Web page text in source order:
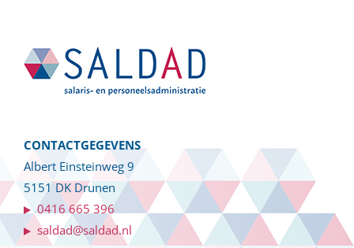
CONTACTGEGEVENS
Albert Einsteinweg 9
5151 DK Drunen
0416 665 396
saldad@saldad.nl